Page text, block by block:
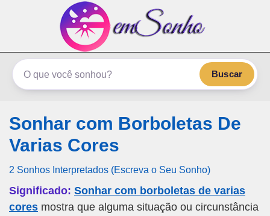
emSonho.com
Os sonhos significam mais
Buscar
Sonhar com Borboletas De
Varias Cores
2 Sonhos Interpretados (Escreva o Seu Sonho)
Significado: Sonhar com borboletas de varias
cores mostra que alguma situação ou circunstância